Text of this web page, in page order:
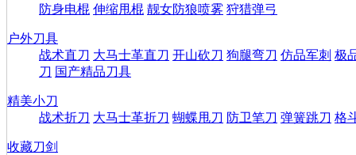
防身电棍 伸缩甩棍 靓女防狼喷雾 狩猎弹弓
户外刀具
战术直刀 大马士革直刀 开山砍刀 狗腿弯刀 仿品军刺 极
刀 国产精品刀具
精美小刀
战术折刀 大马士革折刀 蝴蝶甩刀 防卫笔刀 弹簧跳刀 格
收藏刀剑